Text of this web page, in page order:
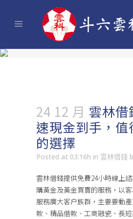
24 12 月 雲林借
速現金到手，值
的選擇
Posted at 03:16h in 雲林借錢
雲林借錢提供免費24小時線上
購黃金及黃金買賣的服務，以
服務廣大客户族群，主要要動
款、精品借款、工商融瓷、長